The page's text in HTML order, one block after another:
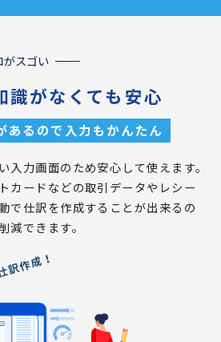
がスゴい
識がなくても安心
あるので入力もかんたん
入力画面のため安心して使えます。
カードなどの取引データやレシー
で仕訳を作成することが出来るの
減できます。